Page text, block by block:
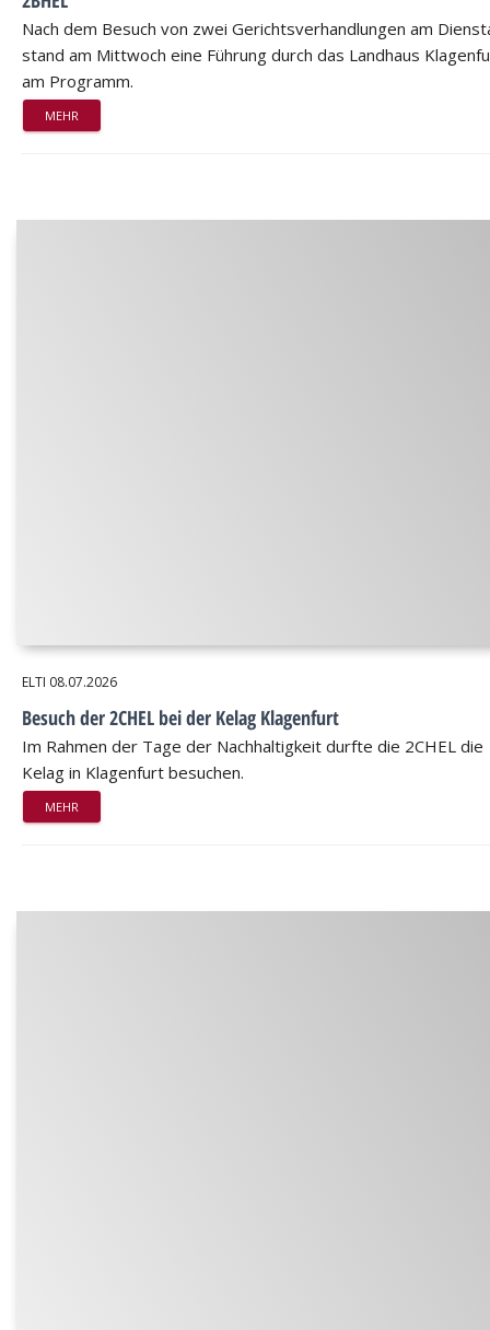
Nach dem Besuch von zwei Gerichtsverhandlungen am
stand am Mittwoch eine Führung durch das Landhaus
am Programm.
MEHR
ELTI 08.07.2026
Besuch der 2CHEL bei der Kelag Klagenfurt
Im Rahmen der Tage der Nachhaltigkeit durfte die 2CHEL die
Kelag in Klagenfurt besuchen.
MEHR